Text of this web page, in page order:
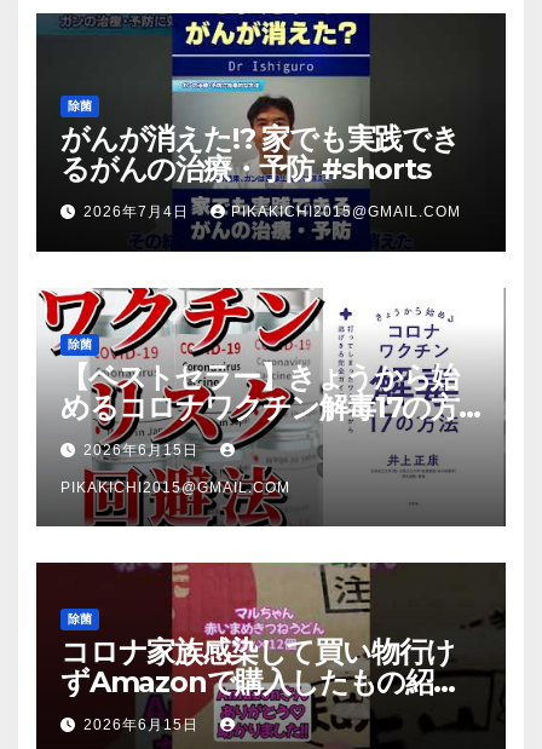
除菌
がんが消えた!? 家でも実践でき
るがんの治療・予防 #shorts
2026年7月4日 PIKAKICHI2015@GMAIL.COM
除菌
【ベストセラー】きょうから始
めるコロナワクチン解毒17の方
法【本要約】
2026年6月15日
PIKAKICHI2015@GMAIL.COM
除菌
コロナ家族感染して買い物行け
ずAmazonで購入したもの紹
介 #Shorts
2026年6月15日